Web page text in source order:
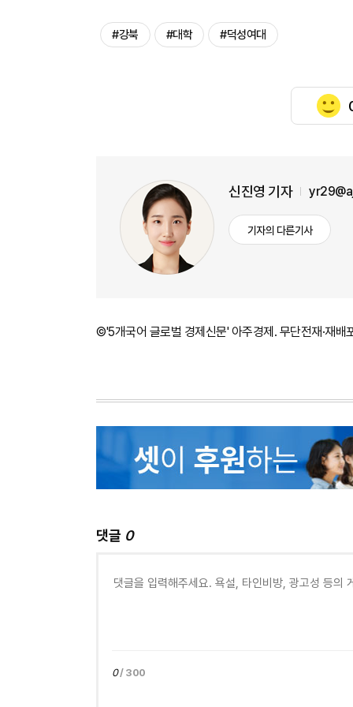
#강북 #대학 #덕성여대
신진영 기자
기자의 다른기사
©'5개국어 글로벌 경제신문' 아주경제. 무단전재·재배
댓글 0
0/ 300